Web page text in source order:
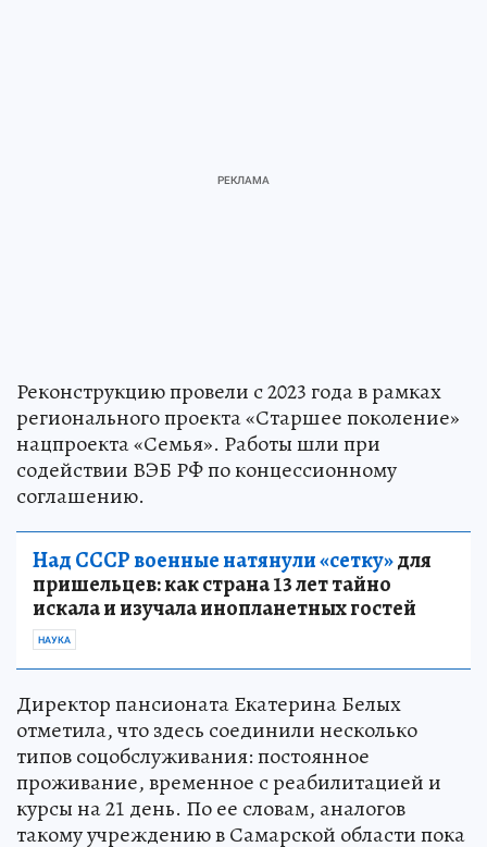
Реконструкцию провели с 2023 года в рамках
регионального проекта «Старшее поколение»
нацпроекта «Семья». Работы шли при
содействии ВЭБ РФ по концессионному
соглашению.
Над СССР военные натянули «сетку»для
пришельцев: как страна 13 лет тайно
искала и изучала инопланетных гостей
НАУКА
Директор пансионата Екатерина Белых
отметила, что здесь соединили несколько
типов соцобслуживания: постоянное
проживание, временное с реабилитацией и
курсы на 21 день. По ее словам, аналогов
такому учреждению в Самарской области пока